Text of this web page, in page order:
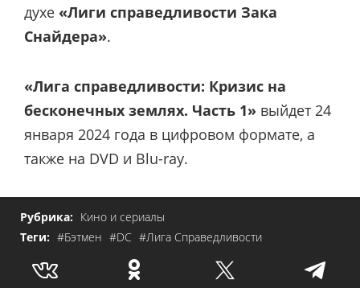
духе «Лиги справедливости Зака
Снайдера».
«Лига справедливости: Кризис на
бесконечных землях. Часть 1» выйдет 24
января 2024 года в цифровом формате, а
также на DVD и Blu-ray.
Рубрика: Кино и сериалы
Теги: #Бэтмен #DC #Лига Справедливости